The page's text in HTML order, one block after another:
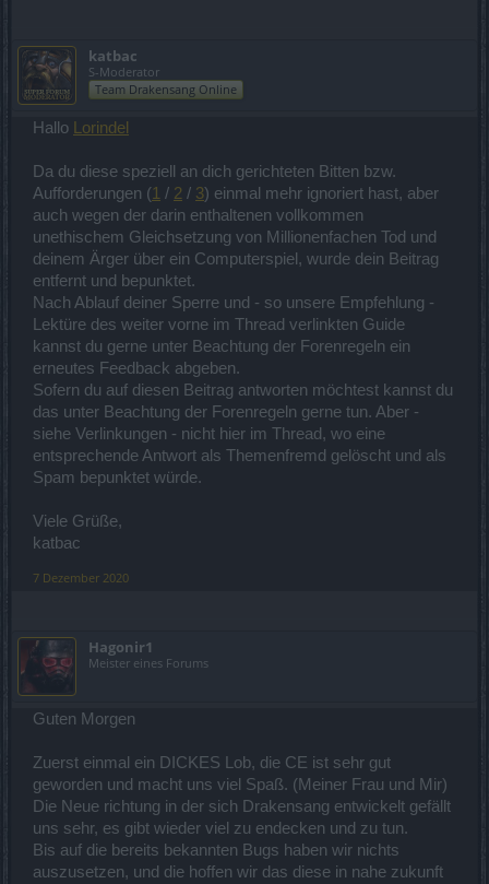
katbac
S-Moderator
Team Drakensang Online
Hallo Lorindel
Da du diese speziell an dich gerichteten Bitten bzw.
Aufforderungen (1 / 2 / 3) einmal mehr ignoriert hast, aber
auch wegen der darin enthaltenen vollkommen
unethischem Gleichsetzung von Millionenfachen Tod und
deinem Ärger über ein Computerspiel, wurde dein Beitrag
entfernt und bepunktet.
Nach Ablauf deiner Sperre und - so unsere Empfehlung -
Lektüre des weiter vorne im Thread verlinkten Guide
kannst du gerne unter Beachtung der Forenregeln ein
erneutes Feedback abgeben.
Sofern du auf diesen Beitrag antworten möchtest kannst du
das unter Beachtung der Forenregeln gerne tun. Aber -
siehe Verlinkungen - nicht hier im Thread, wo eine
entsprechende Antwort als Themenfremd gelöscht und als
Spam bepunktet würde.
Viele Grüße,
katbac
7 Dezember 2020
Hagonir1
Meister eines Forums
Guten Morgen
Zuerst einmal ein DICKES Lob, die CE ist sehr gut
geworden und macht uns viel Spaß. (Meiner Frau und Mir)
Die Neue richtung in der sich Drakensang entwickelt gefällt
uns sehr, es gibt wieder viel zu endecken und zu tun.
Bis auf die bereits bekannten Bugs haben wir nichts
auszusetzen, und die hoffen wir das diese in nahe zukunft